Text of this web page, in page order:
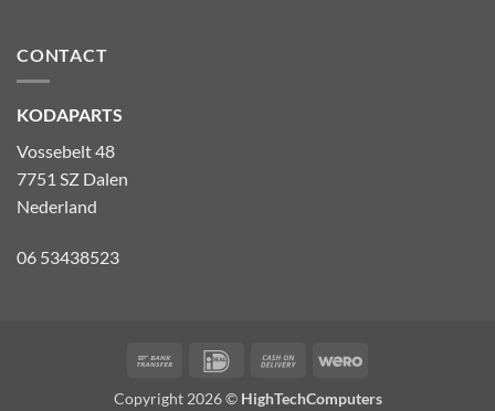
CONTACT
KODAPARTS
Vossebelt 48
7751 SZ Dalen
Nederland
06 53438523
Bank
IDeal
Cash
Wero
Copyright 2026 © HighTechComputers